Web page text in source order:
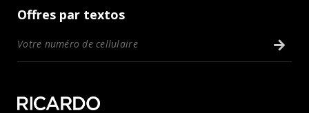
Offres par textos